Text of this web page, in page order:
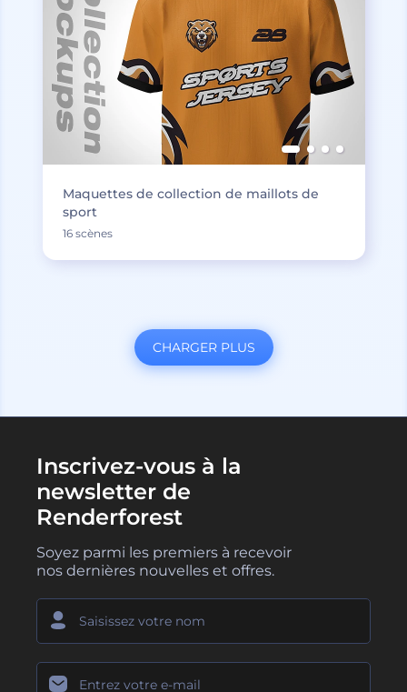
Maquettes de collection de maillots de
sport
16 scènes
CHARGER PLUS
Inscrivez-vous à la
newsletter de
Renderforest
Soyez parmi les premiers à recevoir
nos dernières nouvelles et offres.